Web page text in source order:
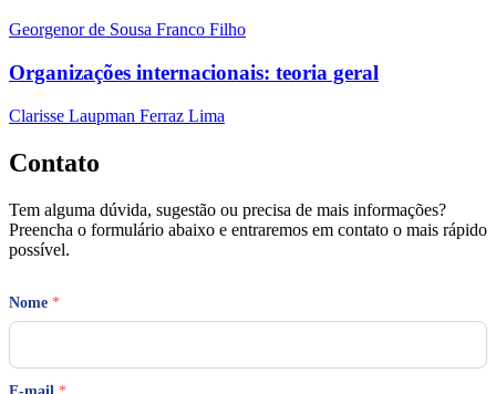
Georgenor de Sousa Franco Filho
Organizações internacionais: teoria geral
Clarisse Laupman Ferraz Lima
Contato
Tem alguma dúvida, sugestão ou precisa de mais informações?
Preencha o formulário abaixo e entraremos em contato o mais rápido
possível.
Nome *
T